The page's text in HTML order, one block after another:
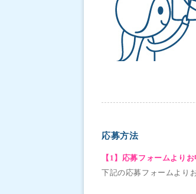
応募方法
【1】応募フォームより
下記の応募フォームより